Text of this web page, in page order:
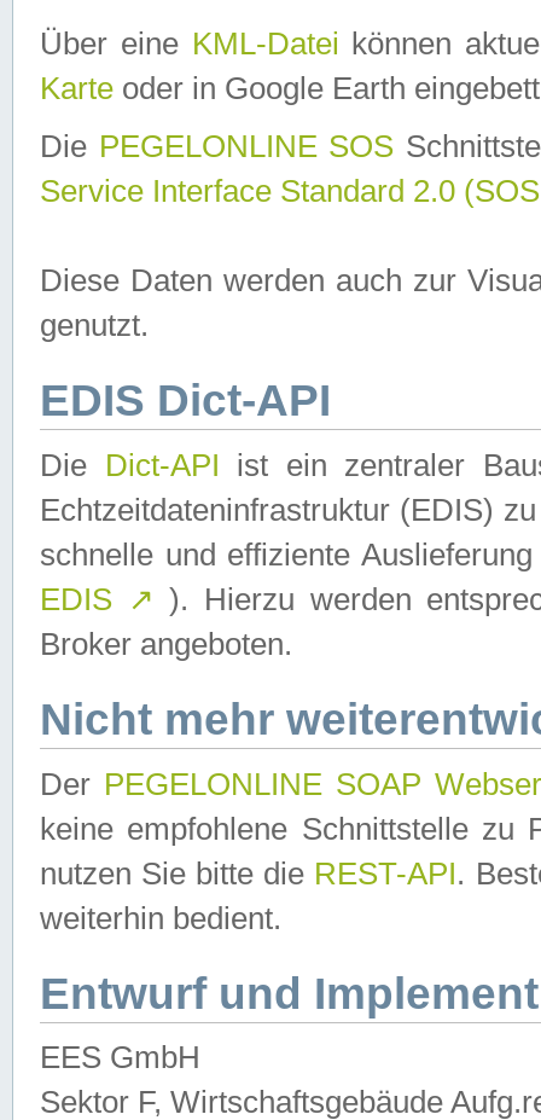
Über eine KML-Datei können
Karte oder in Google Earth
Die PEGELONLINE SOS
Service Interface Standard 2.0
Diese Daten werden auch zur
genutzt.
EDIS Dict-API
Die Dict-API ist ein zentraler
Echtzeitdateninfrastruktur (EDIS)
schnelle und effiziente
EDIS ↗ ). Hierzu werden
Broker angeboten.
Nicht mehr
Der PEGELONLINE SOAP
keine empfohlene Schnittstelle zu
nutzen Sie bitte die REST-API.
weiterhin bedient.
Entwurf und
EES GmbH
Sektor F, Wirtschaftsgebäude